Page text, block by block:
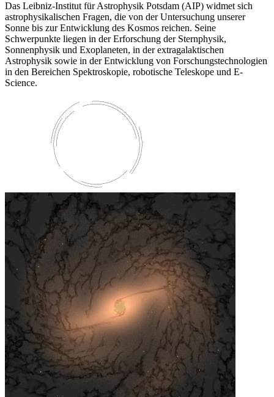
Das Leibniz-Institut für Astrophysik Potsdam (AIP) widmet sich
astrophysikalischen Fragen, die von der Untersuchung unserer
Sonne bis zur Entwicklung des Kosmos reichen. Seine
Schwerpunkte liegen in der Erforschung der Sternphysik,
Sonnenphysik und Exoplaneten, in der extragalaktischen
Astrophysik sowie in der Entwicklung von Forschungstechnologien
in den Bereichen Spektroskopie, robotische Teleskope und E-
Science.